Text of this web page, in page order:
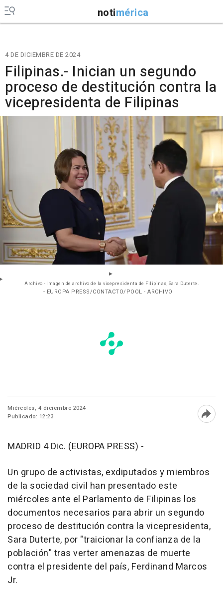
notimérica
4 DE DICIEMBRE DE 2024
Filipinas.- Inician un segundo
proceso de destitución contra la
vicepresidenta de Filipinas
Archivo - Imagen de archivo de la vicepresidenta de Filipinas, Sara Duterte.
- EUROPA PRESS/CONTACTO/POOL - ARCHIVO
Miércoles, 4 diciembre 2024
Publicado: 12:23
MADRID 4 Dic. (EUROPA PRESS) -
Un grupo de activistas, exdiputados y miembros
de la sociedad civil han presentado este
miércoles ante el Parlamento de Filipinas los
documentos necesarios para abrir un segundo
proceso de destitución contra la vicepresidenta,
Sara Duterte, por "traicionar la confianza de la
población" tras verter amenazas de muerte
contra el presidente del país, Ferdinand Marcos
Jr.